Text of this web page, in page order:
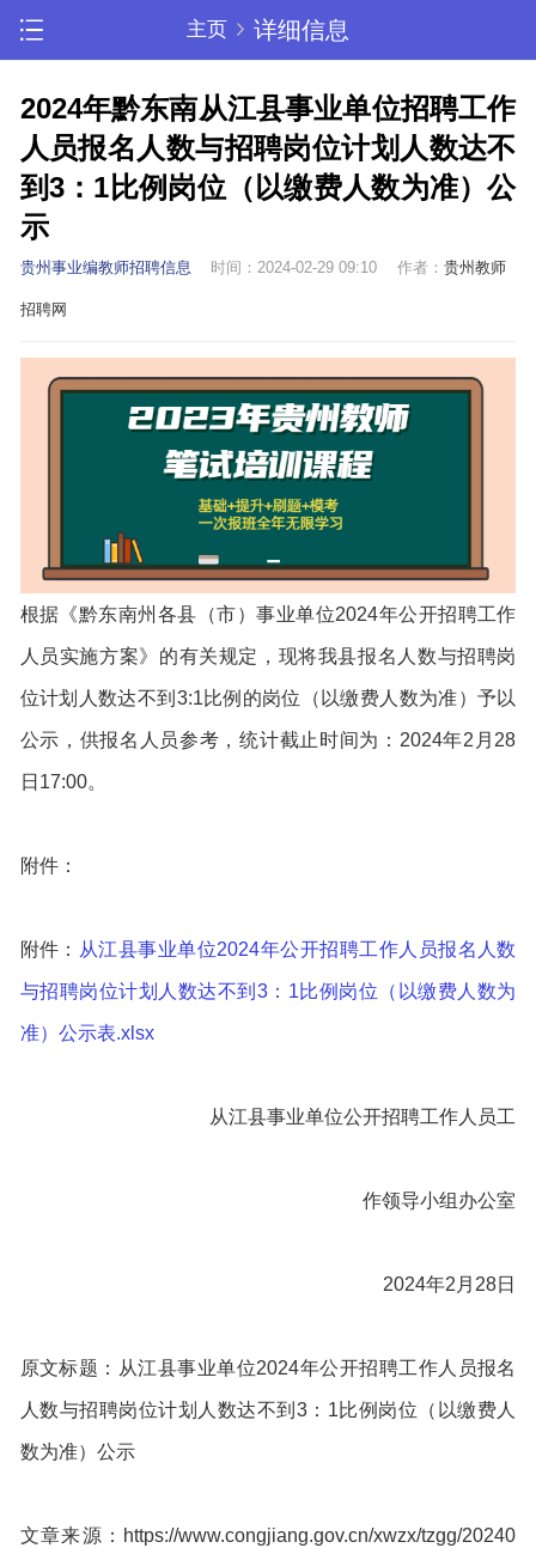
主页 详细信息
2024年黔东南从江县事业单位招聘工作
人员报名人数与招聘岗位计划人数达不
到3：1比例岗位（以缴费人数为准）公
示
贵州事业编教师招聘信息 时间：2024-02-29 09:10 作者： 贵州教师
招聘网
根据《黔东南州各县（市）事业单位2024年公开招聘工作
人员实施方案》的有关规定，现将我县报名人数与招聘岗
位计划人数达不到3:1比例的岗位（以缴费人数为准）予以
公示，供报名人员参考，统计截止时间为：2024年2月28
日17:00。
附件：
附件： 从江县事业单位2024年公开招聘工作人员报名人数
与招聘岗位计划人数达不到3：1比例岗位（以缴费人数为
准）公示表.xlsx
从江县事业单位公开招聘工作人员工
作领导小组办公室
2024年2月28日
原文标题：从江县事业单位2024年公开招聘工作人员报名
人数与招聘岗位计划人数达不到3：1比例岗位（以缴费人
数为准）公示
文章来源：https://www.congjiang.gov.cn/xwzx/tzgg/20240